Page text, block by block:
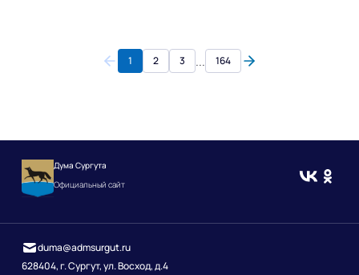
1 2 3 ... 164
Дума Сургута
Официальный сайт
628404, г. Сургут, ул. Восход, д.4
duma@admsurgut.ru